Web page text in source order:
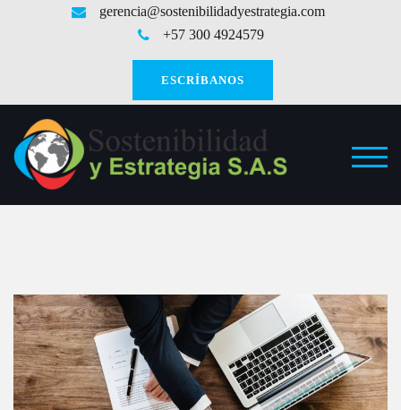
gerencia@sostenibilidadyestrategia.com
+57 300 4924579
ESCRÍBANOS